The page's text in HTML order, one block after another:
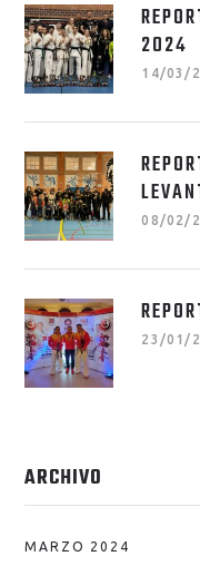
2024
14/03/
08/02/
23/01/
ARCHIVO
MARZO 2024